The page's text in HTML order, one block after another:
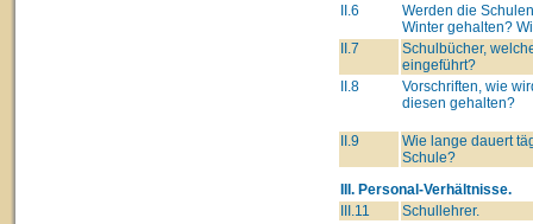
II.6
Werden die
Winter gehalten?
II.7
Schulbücher,
eingeführt?
II.8
Vorschriften, wie
diesen gehalten?
II.9
Wie lange dauert
Schule?
III. Personal-Verhältnisse.
III.11
Schullehrer.